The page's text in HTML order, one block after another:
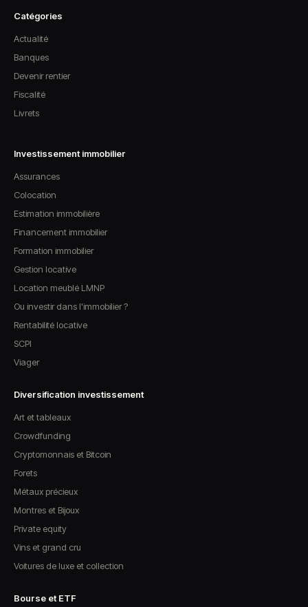
Catégories
Actualité
Banques
Devenir rentier
Fiscalité
Livrets
Investissement immobilier
Assurances
Colocation
Estimation immobilière
Financement immobilier
Formation immobilier
Gestion locative
Location meublé LMNP
Ou investir dans l'immobilier ?
Rentabilité locative
SCPI
Viager
Diversification investissement
Art et tableaux
Crowdfunding
Cryptomonnais et Bitcoin
Forets
Métaux précieux
Montres et Bijoux
Private equity
Vins et grand cru
Voitures de luxe et collection
Bourse et ETF